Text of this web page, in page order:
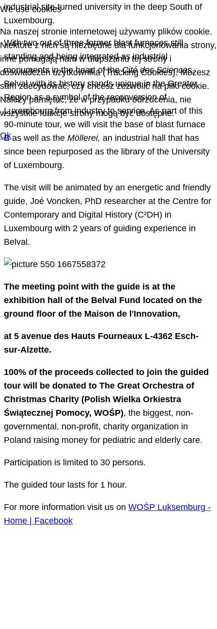
industrial site-turned university in the deep South of
Luxembourg.
With two out of three former blast furnaces still
standing and being integrated as industrial
monuments in the heart of theCité des Sciences,
Belval with its history stands unique in the Greater
Region as a symbol of the reconversion of
Luxembourg from industry to service. As part of this
90-minute tour, we will visit the base of blast furnace
B as well as the Möllerei, an industrial hall that has
since been repurposed as the library of the University
of Luxembourg.
The visit will be animated by an energetic and friendly
guide, Joé Voncken, PhD researcher at the Centre for
Contemporary and Digital History (C²DH) in
Luxembourg with 2 years of guiding experience in
Belval.
The meeting point with the guide is at the
exhibition hall of the Belval Fund located on the
ground floor of the Maison de l'Innovation,
at 5 avenue des Hauts Fourneaux L-4362 Esch-
sur-Alzette.
100% of the proceeds collected to join the guided
tour will be donated to The Great Orchestra of
Christmas Charity (Polish Wielka Orkiestra
Świątecznej Pomocy, WOŚP), the biggest, non-
governmental, non-profit, charity organization in
Poland raising money for pediatric and elderly care.
Participation is limited to 30 persons.
The guided tour lasts for 1 hour.
For more information visit us on WOŚP Luksemburg -
Home | Facebook
We use cookies
Na naszej stronie internetowej używamy plików cookie.
Niektóre z nich są niezbędne dla funkcjonowania strony,
inne pomagają nam w ulepszaniu tej strony i
doświadczeń użytkownika (Tracking Cookies). Możesz
sam zdecydować, czy chcesz zezwolić na pliki cookie.
Należy pamiętać, że w przypadku odrzucenia, nie
wszystkie funkcje strony mogą być dostępne.
Ok